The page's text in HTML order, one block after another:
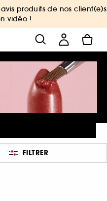
produits de nos client(e)s
vidéo !
FILTRER